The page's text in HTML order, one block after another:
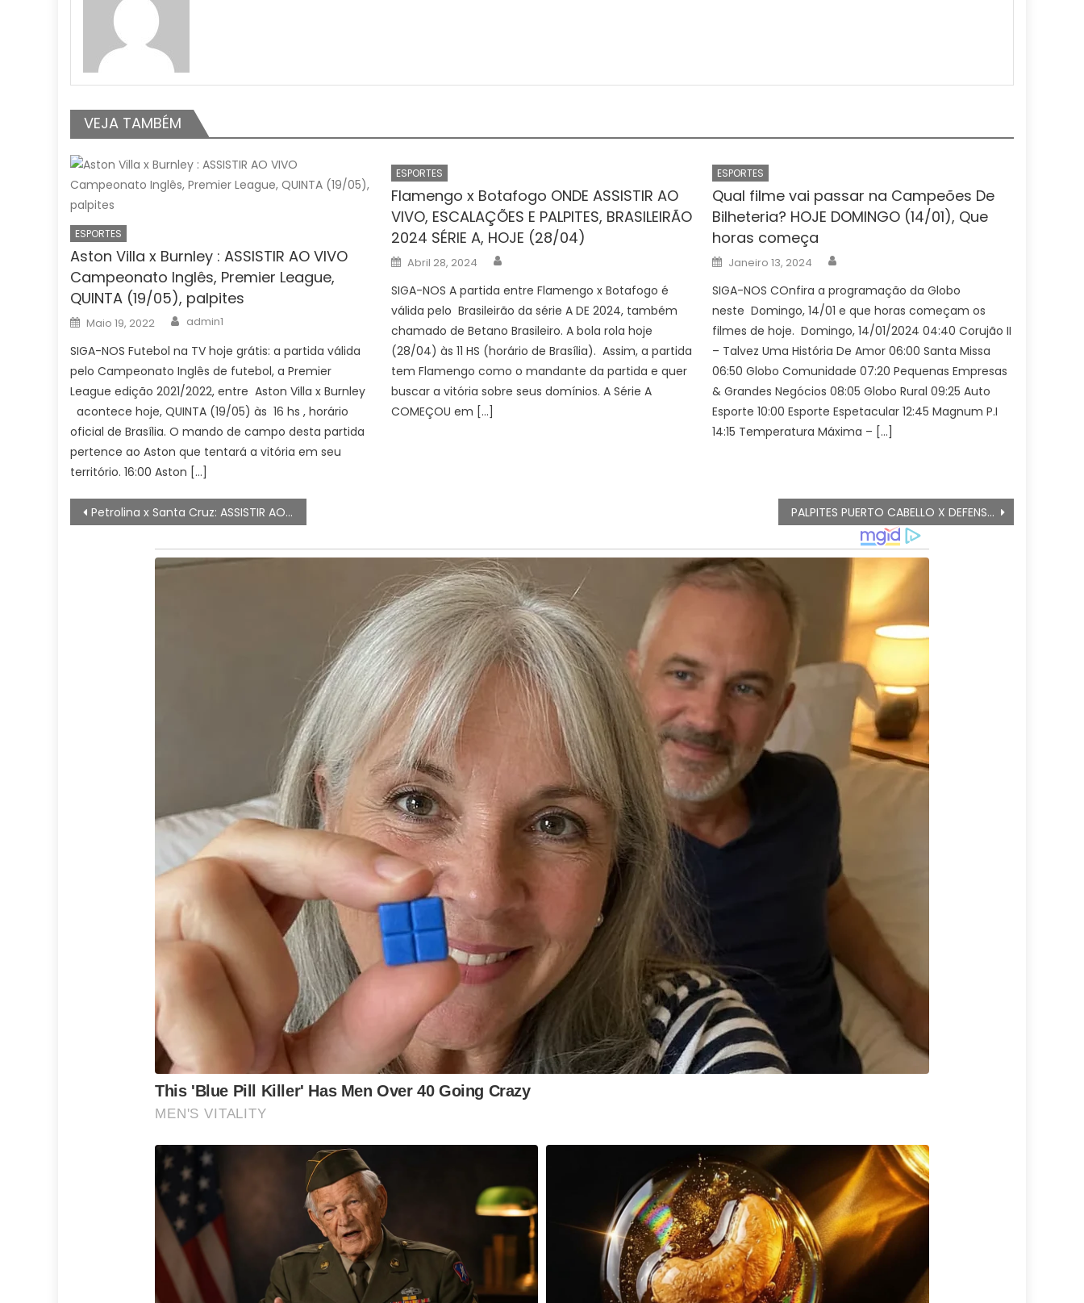
VEJA TAMBÉM
ESPORTES
Aston Villa x Burnley : ASSISTIR AO VIVO
Campeonato Inglês, Premier League,
QUINTA (19/05), palpites
Posted
on
Maio 19, 2022 Author
admin1
SIGA-NOS Futebol na TV hoje grátis: a partida válida
pelo Campeonato Inglês de futebol, a Premier
League edição 2021/2022, entre Aston Villa x Burnley
acontece hoje, QUINTA (19/05) às 16 hs , horário
oficial de Brasília. O mando de campo desta partida
pertence ao Aston que tentará a vitória em seu
território. 16:00 Aston […]
ESPORTES
Flamengo x Botafogo ONDE ASSISTIR AO
VIVO, ESCALAÇÕES E PALPITES, BRASILEIRÃO
2024 SÉRIE A, HOJE (28/04)
Posted
on
Abril 28, 2024
SIGA-NOS A partida entre Flamengo x Botafogo é
válida pelo Brasileirão da série A DE 2024, também
chamado de Betano Brasileiro. A bola rola hoje
(28/04) às 11 HS (horário de Brasília). Assim, a partida
tem Flamengo como o mandante da partida e quer
buscar a vitória sobre seus domínios. A Série A
COMEÇOU em […]
ESPORTES
Qual filme vai passar na Campeões De
Bilheteria? HOJE DOMINGO (14/01), Que
horas começa
Posted
on
Janeiro 13, 2024
SIGA-NOS COnfira a programação da Globo
neste Domingo, 14/01 e que horas começam os
filmes de hoje. Domingo, 14/01/2024 04:40 Corujão II
– Talvez Uma História De Amor 06:00 Santa Missa
06:50 Globo Comunidade 07:20 Pequenas Empresas
& Grandes Negócios 08:05 Globo Rural 09:25 Auto
Esporte 10:00 Esporte Espetacular 12:45 Magnum P.I
14:15 Temperatura Máxima – […]
Navegação
de
Petrolina x Santa Cruz: ASSISTIR AO VIVO COM IMAGENS Campeonato Pernambucano de 2024, HOJE (06/02), palpites, escalações PALPITES PUERTO CABELLO X DEFENSOR Assistir ao vivo COM IMAGENS a Libertadores da América, Hoje (06/02), ESCALAÇÕES